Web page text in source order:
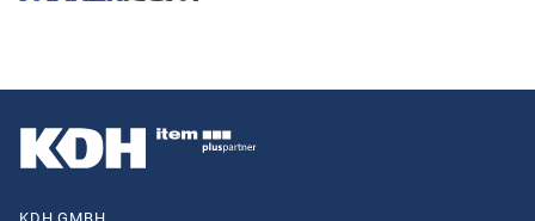
KDH GMBH